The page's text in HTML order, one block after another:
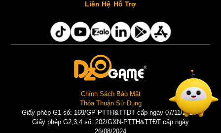
Liên Hệ Hỗ Trợ
Chính Sách Bảo Mật
Thỏa Thuận Sử Dụng
Giấy phép G1 số: 169/GP-PTTH&TTĐT cấp ngày 07/11/2025 |
Giấy phép G2,3,4 số: 202/GXN-PTTH&TTĐT cấp ngày
26/08/2024